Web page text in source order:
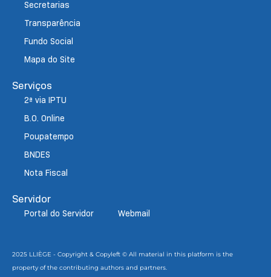
Secretarias
Transparência
Fundo Social
Mapa do Site
Serviços
2ª via IPTU
B.O. Online
Poupatempo
BNDES
Nota Fiscal
Servidor
Portal do Servidor Webmail
2025 LLIÈGE - Copyright & Copyleft © All material in this platform is the
property of the contributing authors and partners.